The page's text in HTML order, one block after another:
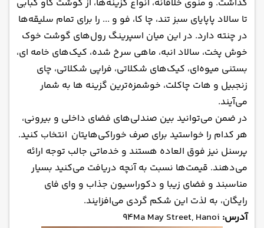
گذاشت. و منوی خلاقانه، انواع گزینه‌ها، از گوشت گاو کبابی
تا سالاد پاپایای سبز تند، چا کا، فو و ... را برای تمام سلیقه‌ها
در چنته دارد. در این میان اسپرینگ رول‌های گوشت خوک
خوش پخت، سالاد انبه، ماهی سرخ شده، کیک‌های خامه ای،
بستنی میوه‌ای، کیک‌های شکلاتی، فراپی شکلاتی، چای
زنجبیل و هات چاکلت، خوشمزه‌ترین گزینه ها به شمار
می‌آیند.
در ضمن می‌توانید بین صندلی‌های فضای داخلی و بیرونی،
هر کدام را خواستید برای صرف خوراکی‌هایتان انتخاب کنید.
پرسنل نیز فوق العاده هستند و خدماتی جالب توجه ارائه
می‌دهند. قیمت‌ها نسبت به آنچه دریافت می‌کنید بسیار
مناسبند و فضای زیبا و دکوراسیون جذاب و وای فای
رایگان، به لذت این شکم گردی می‌افزایند.
آدرس: